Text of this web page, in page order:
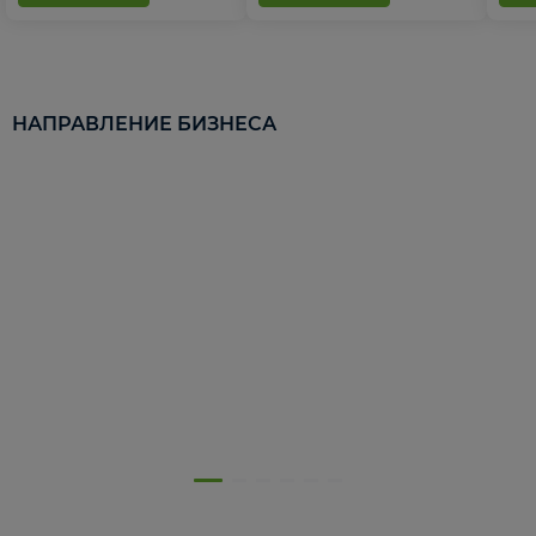
НАПРАВЛЕНИЕ БИЗНЕСА